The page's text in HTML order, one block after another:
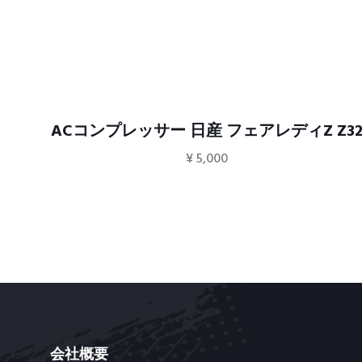
ACコンプレッサー 日産 フェアレディZ Z32
¥5,000
会社概要